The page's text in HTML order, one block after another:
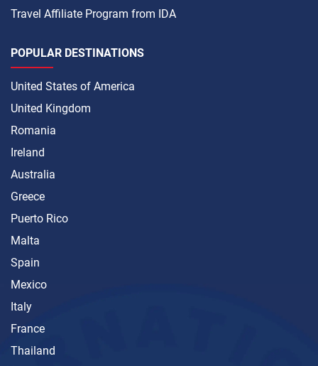
Travel Affiliate Program from IDA
POPULAR DESTINATIONS
United States of America
United Kingdom
Romania
Ireland
Australia
Greece
Puerto Rico
Malta
Spain
Mexico
Italy
France
Thailand